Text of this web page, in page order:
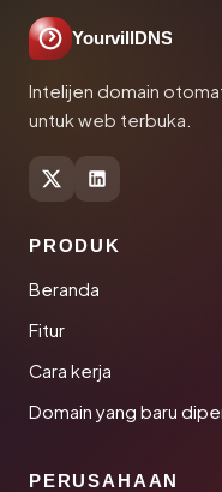
YourvillDNS
Intelijen domain
untuk web terbuka.
PRODUK
Beranda
Fitur
Cara kerja
Domain yang baru
PERUSAHAAN